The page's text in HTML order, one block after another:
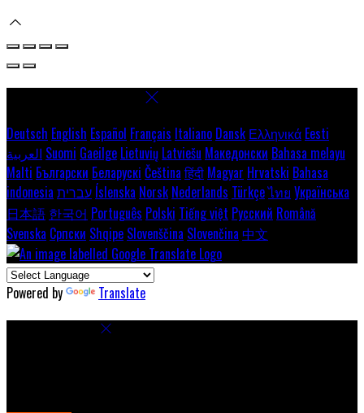
Deutsch English Español Français Italiano Dansk Ελληνικά Eesti
العربية Suomi Gaeilge Lietuvių Latviešu Македонски Bahasa melayu
Malti Български Беларускі Čeština हिंदी Magyar Hrvatski Bahasa
indonesia עברית Íslenska Norsk Nederlands Türkçeไทย Українська
日本語 한국어 Português Polski Tiếng việt Русский Română
Svenska Српски Shqipe Slovenščina Slovenčina 中文
Powered by Translate